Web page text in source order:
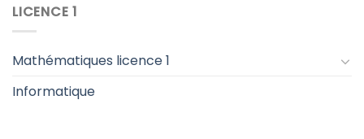
LICENCE 1
Mathématiques licence 1
Informatique